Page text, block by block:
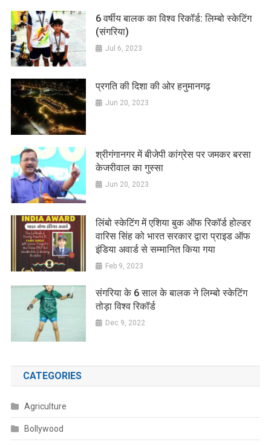
6 वर्षीय बालक का विश्व रिकॉर्ड: लिम्बो स्केटिंग
(संगरिया)
Jul 6, 2023
प्रगति की दिशा की ओर हनुमानगढ़
Jun 20, 2023
श्रीगंगानगर में बीजेपी कांग्रेस पर जमकर बरसा
केजरीवाल का गुस्सा
Jun 20, 2023
लिंबो स्केटिंग में एशिया बुक ऑफ रिकॉर्ड होल्डर
वारिस सिंह को भारत सरकार द्वारा प्राइड ऑफ
इंडिया अवार्ड से सम्मानित किया गया
Feb 9, 2023
संगरिया के 6 साल के बालक ने लिम्बो स्केटिंग
तोड़ा विश्व रिकॉर्ड
Dec 9, 2022
CATEGORIES
Agriculture
Bollywood